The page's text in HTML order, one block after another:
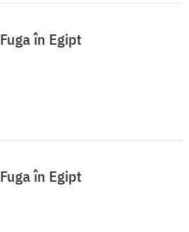
Fuga în Egipt
Fuga în Egipt